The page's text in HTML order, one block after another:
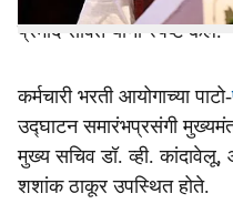
प्रमोद सावंत यांनी स्‍पष्‍ट केले.
कर्मचारी भरती आयोगाच्‍या पाटो-
उद्‍घाटन समारंभप्रसंगी
मुख्य सचिव डॉ. व्ही.
शशांक ठाकूर उपस्थित होते.